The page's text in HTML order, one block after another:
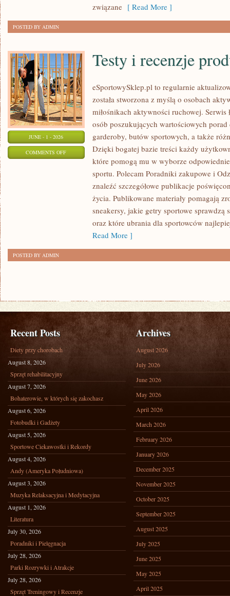
związane [ Read More ]
POSTED BY ADMIN
JUNE - 1 - 2026
COMMENTS OFFON
PRODUKTÓW
Testy i recenzje
eSportowySklep.pl to regularnie
została stworzona z myślą o osobach
miłośnikach aktywności ruchowej.
osób poszukujących wartościowych
garderoby, butów sportowych, a także
Dzięki bogatej bazie treści każdy
które pomogą mu w wyborze
sportu. Polecam Poradniki zakupowe i
znaleźć szczegółowe publikacje
życia. Publikowane materiały pomagają
sneakersy, jakie getry sportowe sprawdzą
oraz które ubrania dla sportowców
Read More ]
POSTED BY ADMIN
Recent Posts
Diety przy chorobach
August 8, 2026
Sprzęt rehabilitacyjny
August 7, 2026
Bohaterowie, w których się zakochasz
August 6, 2026
Fotobudki i Gadżety
August 5, 2026
Sportowe Ciekawostki i Rekordy
August 4, 2026
Andy (Ameryka Południowa)
August 3, 2026
Muzyka Relaksacyjna i Medytacyjna
August 1, 2026
Literatura
July 30, 2026
Poradniki i Pielęgnacja
July 28, 2026
Parki Rozrywki i Atrakcje
July 28, 2026
Sprzęt Treningowy i Recenzje
Archives
August 2026
July 2026
June 2026
May 2026
April 2026
March 2026
February 2026
January 2026
December 2025
November 2025
October 2025
September 2025
August 2025
July 2025
June 2025
May 2025
April 2025